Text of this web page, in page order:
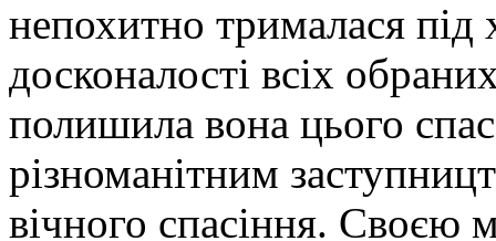
непохитно трималася
досконалості всіх
полишила вона цього
різноманітним
вічного спасіння. Своєю